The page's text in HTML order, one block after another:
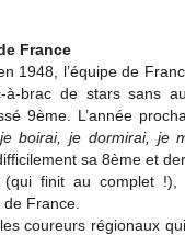
France
1948, l’équipe de
à-brac de stars sans
9ème. L’année
boirai, je dormirai, je
sa 8ème et
(qui finit au complet
France.
coureurs régionaux